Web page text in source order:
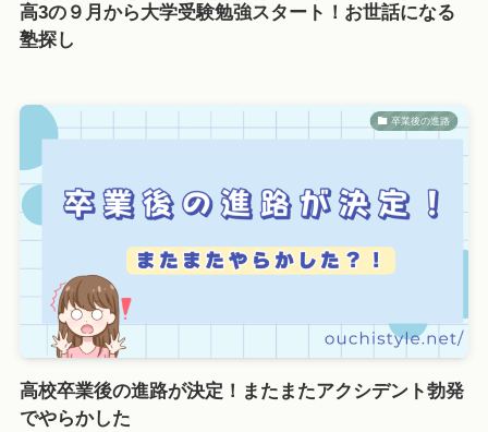
高3の９月から大学受験勉強スタート！お世話になる
塾探し
卒業後の進路
高校卒業後の進路が決定！またまたアクシデント勃発
でやらかした